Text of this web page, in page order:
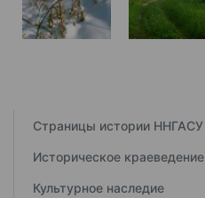
Страницы истории ННГАСУ
Историческое краеведение
Культурное наследие